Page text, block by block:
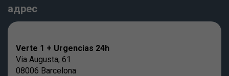
адрес
Verte 1 + Urgencias 24h
Via Augusta, 61
08006 Barcelona